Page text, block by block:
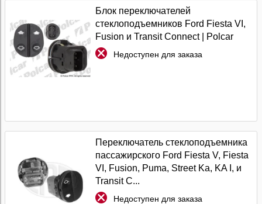
Блок переключателей
стеклоподъемников Ford Fiesta VI,
Fusion и Transit Connect | Polcar
Недоступен для заказа
Переключатель стеклоподъемника
пассажирского Ford Fiesta V, Fiesta
VI, Fusion, Puma, Street Ka, KA I, и
Transit C...
Недоступен для заказа